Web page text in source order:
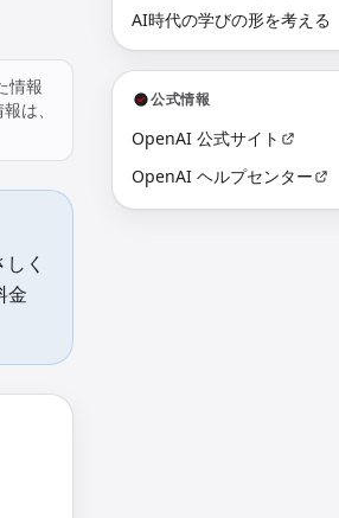
情報
は、
く
金
AI時代の学びの形を考える
公式情報
OpenAI 公式サイト
OpenAI ヘルプセンター